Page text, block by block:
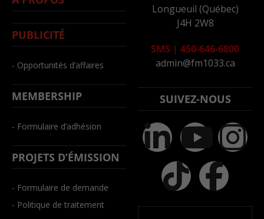
PUBLICITÉ
- Opportunités d’affaires
MEMBERSHIP
- Formulaire d’adhésion
PROJETS D’ÉMISSION
- Formulaire de demande
- Politique de traitement
Longueuil (Québec)
J4H 2W8
SMS | 450-646-6800
admin@fm1033.ca
SUIVEZ-NOUS